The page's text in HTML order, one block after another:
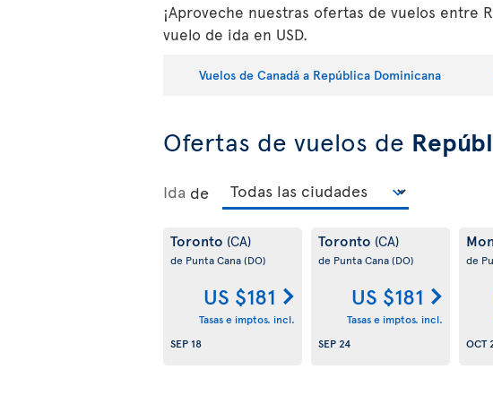
¡Aproveche nuestras ofertas de vuelos entre
vuelo de ida en USD.
Vuelos de Canadá a República Dominicana
Ofertas de vuelos de
Ida de
Toronto (CA)
de Punta Cana(DO)
US $181
Tasas e imptos. incl.
SEP 18
Toronto (CA)
de Punta Cana(DO)
US $181
Tasas e imptos. incl.
SEP 24
de
OCT